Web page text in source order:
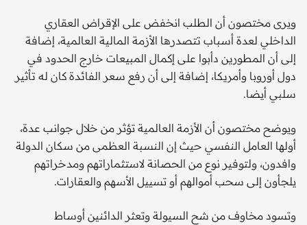
ويرى مختصون أن الطلب انخفض على الإقراض العقاري
الداخلي لعدة أسباب تتصدرها الأزمة المالية العالمية، إضافة
إلى أن المطورين دأبوا على إكمال المبيعات خارج الحدود في
دول أوروبا وأمريكا، إضافة إلى أن رفع سعر الفائدة كان له تأثير
سلبي أيضا.
ويوضح مختصون أن الأزمة العالمية تؤثر من خلال جوانب عدة،
أولها العامل النفسي حيث إن النسبة العظمى من سكان الدولة
وافدون، ولتوفير نوع من الحصانة لاستثماراتهم ومدخراتهم
يلجأون إلى سحب أموالهم أو تسييل الأسهم والعقارات.
وتسود مخاوف من شح السيولة وتعثر الدائنين أوساط